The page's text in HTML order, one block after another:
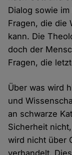
Dialog sowie
Fragen, die die
kann. Die
doch der
Fragen, die
Über was wird
und
an schwarze
Sicherheit
wird nicht über